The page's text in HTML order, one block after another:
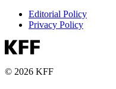
Editorial Policy
Privacy Policy
© 2026 KFF